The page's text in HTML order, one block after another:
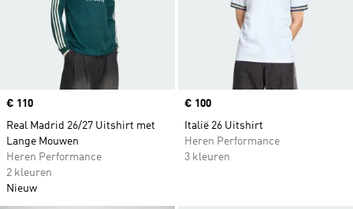
Price
€ 110
Real Madrid 26/27 Uitshirt met
Lange Mouwen
Heren Performance
2 kleuren
Nieuw
Price
€ 100
Italië 26 Uitshirt
Heren Performance
3 kleuren